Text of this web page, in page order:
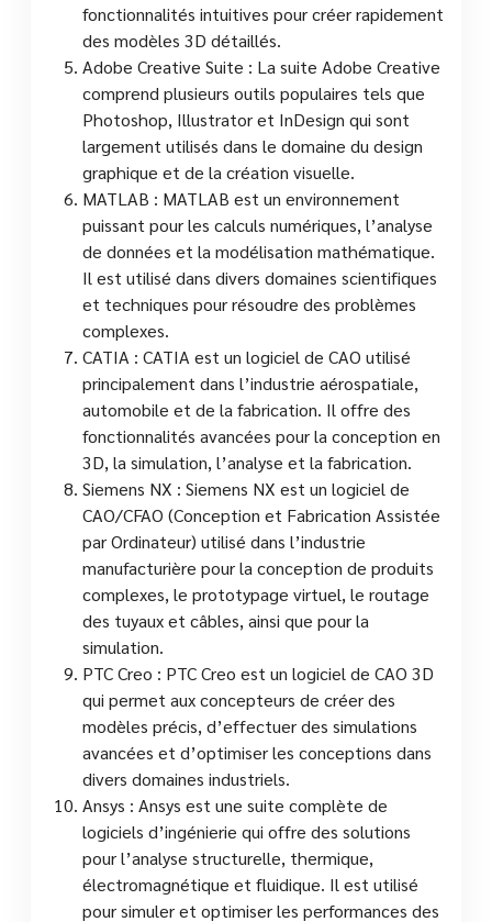
fonctionnalités intuitives pour créer rapidement
des modèles 3D détaillés.
Adobe Creative Suite : La suite Adobe Creative
comprend plusieurs outils populaires tels que
Photoshop, Illustrator et InDesign qui sont
largement utilisés dans le domaine du design
graphique et de la création visuelle.
MATLAB : MATLAB est un environnement
puissant pour les calculs numériques, l’analyse
de données et la modélisation mathématique.
Il est utilisé dans divers domaines scientifiques
et techniques pour résoudre des problèmes
complexes.
CATIA : CATIA est un logiciel de CAO utilisé
principalement dans l’industrie aérospatiale,
automobile et de la fabrication. Il offre des
fonctionnalités avancées pour la conception en
3D, la simulation, l’analyse et la fabrication.
Siemens NX : Siemens NX est un logiciel de
CAO/CFAO (Conception et Fabrication Assistée
par Ordinateur) utilisé dans l’industrie
manufacturière pour la conception de produits
complexes, le prototypage virtuel, le routage
des tuyaux et câbles, ainsi que pour la
simulation.
PTC Creo : PTC Creo est un logiciel de CAO 3D
qui permet aux concepteurs de créer des
modèles précis, d’effectuer des simulations
avancées et d’optimiser les conceptions dans
divers domaines industriels.
Ansys : Ansys est une suite complète de
logiciels d’ingénierie qui offre des solutions
pour l’analyse structurelle, thermique,
électromagnétique et fluidique. Il est utilisé
pour simuler et optimiser les performances des